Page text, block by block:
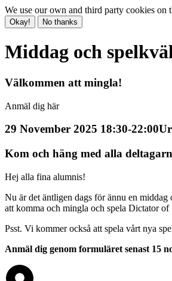
We use our own and third party cookies on
Okay! No thanks
Middag och
Välkommen att mingla!
Anmäl dig här
29 November 2025 18:30-22:00
Kom och häng med alla
Hej alla fina alumnis!
Nu är det äntligen dags för ännu en
att komma och mingla och spela Dictator
Psst. Vi kommer också att spela vårt nya
Anmäl dig genom formuläret senast 15